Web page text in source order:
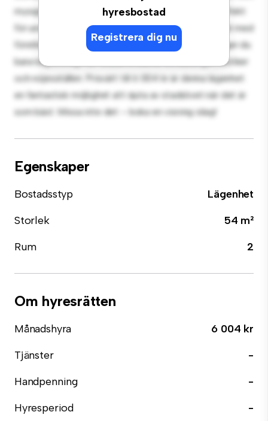
hyresbostad
Registrera dig nu
mysigt vardagsrum. Den öppna planlösningen är perfekt
för underhållning, och det eleganta köket är utrustat med
förstklassiga apparater. Med sitt utmärkta läge ligger du
bara några steg från stadens bästa restauranger, butiker
och nöjesställen. Prisvärt till 6 004 kr är denna lägenhet
en fantastisk möjlighet att njuta av stadslivet när det är
som bäst. Missa inte det – boka en visning idag!
Egenskaper
Bostadsstyp
Lägenhet
Storlek
54 m²
Rum
2
Om hyresrätten
Månadshyra
6 004 kr
Tjänster
-
Handpenning
-
Hyresperiod
-